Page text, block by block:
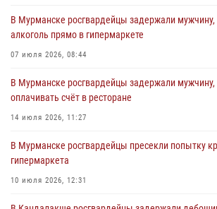
31 июля 2026, 08:48 3
Сотрудники Росгвардии задержали мужчину, не
30 июля 2026, 14:09
В Управлении Росгвардии по Мурманской
30 июля 2026, 14:05
В Управлении Росгвардии по Мурманской области
В Мурманске росгвардейцы задержали
алкоголь прямо в гипермаркете
07 июля 2026, 08:44
В Мурманске росгвардейцы задержали мужчину,
оплачивать счёт в ресторане
14 июля 2026, 11:27
В Мурманске росгвардейцы пресекли попытку
гипермаркета
10 июля 2026, 12:31